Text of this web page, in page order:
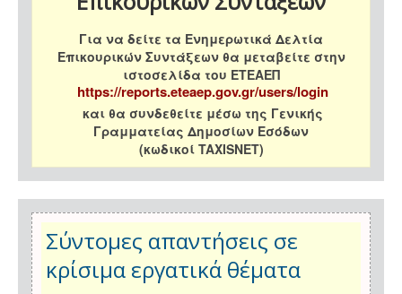
Για να δείτε τα Ενημερωτικά Δελτία
Επικουρικών Συντάξεων θα μεταβείτε στην
ιστοσελίδα του ΕΤΕΑΕΠ
https://reports.eteaep.gov.gr/users/login
και θα συνδεθείτε μέσω της Γενικής
Γραμματείας Δημοσίων Εσόδων
(κωδικοί TAXISNET)
Σύντομες απαντήσεις σε
κρίσιμα εργατικά θέματα